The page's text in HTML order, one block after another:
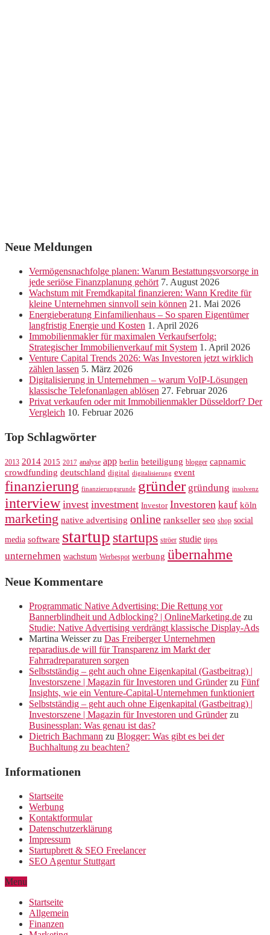
Neue Meldungen
Vermögensnachfolge planen: Warum Bestattungsvorsorge in
jede seriöse Finanzplanung gehört 7. August 2026
Wachstum mit Fremdkapital finanzieren: Wann Kredite für
kleine Unternehmen sinnvoll sein können 21. Mai 2026
Energieberatung Einfamilienhaus – So sparen Eigentümer
langfristig Energie und Kosten 1. April 2026
Immobilienmakler für maximalen Verkaufserfolg:
Strategischer Immobilienverkauf mit System 1. April 2026
Venture Capital Trends 2026: Was Investoren jetzt wirklich
zählen lassen 5. März 2026
Digitalisierung in Unternehmen – warum VoIP-Lösungen
klassische Telefonanlagen ablösen 27. Februar 2026
Privat verkaufen oder mit Immobilienmakler Düsseldorf? Der
Vergleich 10. Februar 2026
Top Schlagwörter
2013 2014 2015 2017 analyse app berlin beteiligung blogger capnamic
crowdfunding deutschland digital digitalisierung event
finanzierung finanzierungsrunde gründer gründung insolvenz
interview invest investment Investor Investoren kauf köln
marketing native advertising online rankseller seo shop social
media software startup startups ströer studie tipps
unternehmen wachstum Werbespot werbung übernahme
Neue Kommentare
Programmatic Native Advertising: Die Rettung vor
Bannerblindheit und Adblocking? | OnlineMarketing.de zu
Studie: Native Advertising verdrängt klassische Display-Ads
Martina Weisserzu Das Freiberger Unternehmen
reparadius.de will für Transparenz im Markt der
Fahrradreparaturen sorgen
Selbstständig – geht auch ohne Eigenkapital (Gastbeitrag) |
Investorszene | Magazin für Investoren und Gründerzu Fünf
Insights, wie ein Venture-Capital-Unternehmen funktioniert
Selbstständig – geht auch ohne Eigenkapital (Gastbeitrag) |
Investorszene | Magazin für Investoren und Gründerzu
Businessplan: Was genau ist das?
Dietrich Bachmann zu Blogger: Was gibt es bei der
Buchhaltung zu beachten?
Informationen
Startseite
Werbung
Kontaktformular
Datenschutzerklärung
Impressum
Startupbrett & SEO Freelancer
SEO Agentur Stuttgart
Menu
Startseite
Allgemein
Finanzen